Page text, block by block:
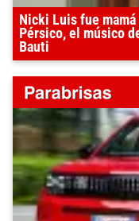
Nicki Luis fue
Pérsico, el músico
Bauti